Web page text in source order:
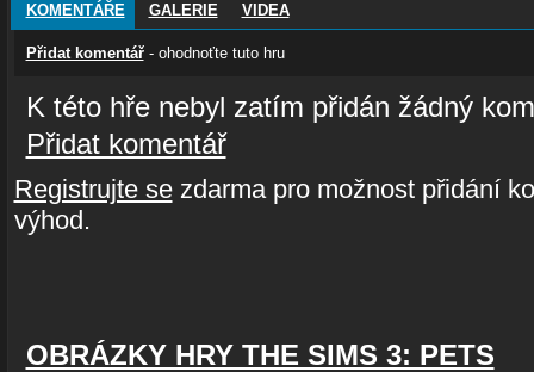
KOMENTÁŘE GALERIE VIDEA
Přidat komentář- ohodnoťte tuto hru
K této hře nebyl zatím přidán žádný
Přidat komentář
Registrujte sezdarma pro možnost přidání
výhod.
OBRÁZKY HRY THE SIMS 3: PETS